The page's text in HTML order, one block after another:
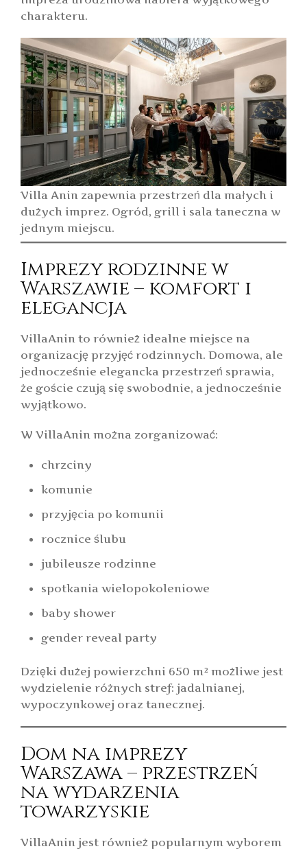
charakteru.
Villa Anin zapewnia przestrzeń dla małych i
dużych imprez. Ogród, grill i sala taneczna w
jednym miejscu.
Imprezy rodzinne w
Warszawie – komfort i
elegancja
VillaAnin to również idealne miejsce na
organizację przyjęć rodzinnych. Domowa, ale
jednocześnie elegancka przestrzeń sprawia,
że goście czują się swobodnie, a jednocześnie
wyjątkowo.
W VillaAnin można zorganizować:
chrzciny
komunie
przyjęcia po komunii
rocznice ślubu
jubileusze rodzinne
spotkania wielopokoleniowe
baby shower
gender reveal party
Dzięki dużej powierzchni 650 m² możliwe jest
wydzielenie różnych stref: jadalnianej,
wypoczynkowej oraz tanecznej.
Dom na imprezy
Warszawa – przestrzeń
na wydarzenia
towarzyskie
VillaAnin jest również popularnym wyborem